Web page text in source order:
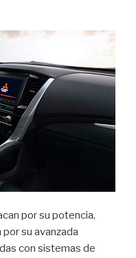
por su potencia,
su avanzada
con sistemas de